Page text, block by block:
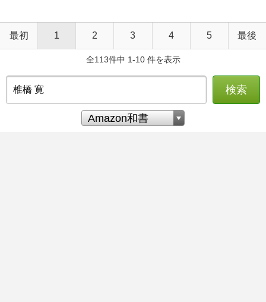
最初 1 2 3 4 5 最後
全113件中 1-10 件を表示
検索